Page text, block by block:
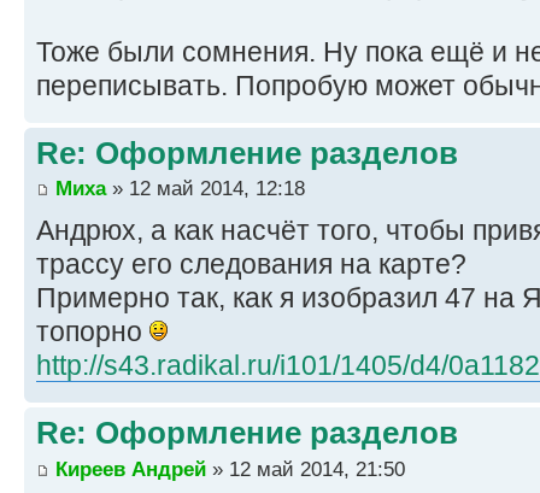
Тоже были сомнения. Ну пока ещё и
переписывать. Попробую может
Re: Оформление разделов
Миха» 12 май 2014, 12:18
Андрюх, а как насчёт того, чтобы
трассу его следования на карте?
Примерно так, как я изобразил 47 на
топорно
http://s43.radikal.ru/i101/1405/d4/
Re: Оформление разделов
Киреев Андрей » 12 май 2014, 21:50